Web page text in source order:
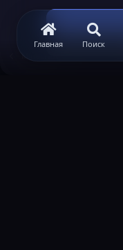
Главная Поиск